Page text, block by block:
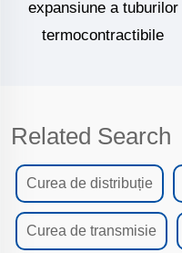
expansiune a tuburilor
termocontractibile
Related Search
Curea de distribuție
Curea de transmisie